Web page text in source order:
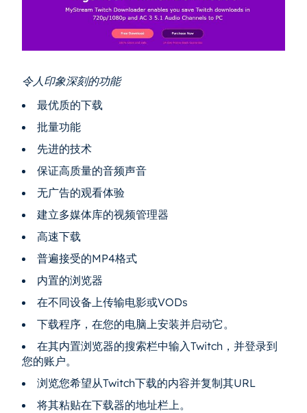
令人印象深刻的功能
最优质的下载
批量功能
先进的技术
保证高质量的音频声音
无广告的观看体验
建立多媒体库的视频管理器
高速下载
普遍接受的MP4格式
内置的浏览器
在不同设备上传输电影或VODs
下载程序，在您的电脑上安装并启动它。
在其内置浏览器的搜索栏中输入Twitch，并登录到
您的账户。
浏览您希望从Twitch下载的内容并复制其URL
将其粘贴在下载器的地址栏上。